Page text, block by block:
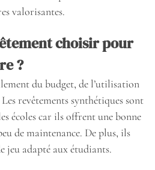
valorisantes.
choisir pour
?
du budget, de l’utilisation
revêtements synthétiques sont
écoles car ils offrent une bonne
de maintenance. De plus, ils
jeu adapté aux étudiants.